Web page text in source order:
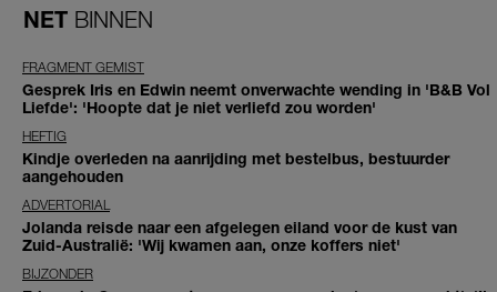
NET BINNEN
FRAGMENT GEMIST
Gesprek Iris en Edwin neemt onverwachte wending in 'B&B Vol
Liefde': 'Hoopte dat je niet verliefd zou worden'
HEFTIG
Kindje overleden na aanrijding met bestelbus, bestuurder
aangehouden
ADVERTORIAL
Jolanda reisde naar een afgelegen eiland voor de kust van
Zuid-Australië: 'Wij kwamen aan, onze koffers niet'
BIJZONDER